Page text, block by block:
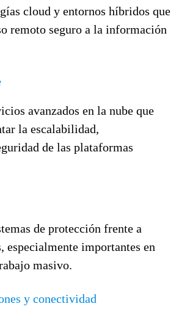
cloud y entornos híbridos que
remoto seguro a la información
avanzados en la nube que
la escalabilidad,
de las plataformas
de protección frente a
especialmente importantes en
masivo.
y conectividad